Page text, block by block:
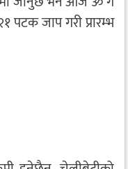
पटक जाप गरी प्रारम्भ